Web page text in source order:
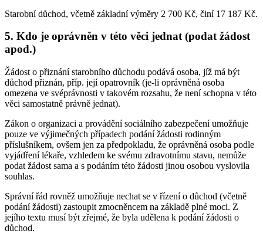
Starobní důchod, včetně základní výměry 2 700 Kč, činí 17 187 Kč.
5. Kdo je oprávněn v této věci jednat (podat žádost
apod.)
Žádost o přiznání starobního důchodu podává osoba, jíž má být
důchod přiznán, příp. její opatrovník (je-li oprávněná osoba
omezena ve svéprávnosti v takovém rozsahu, že není schopna v této
věci samostatně právně jednat).
Zákon o organizaci a provádění sociálního zabezpečení umožňuje
pouze ve výjimečných případech podání žádosti rodinným
příslušníkem, ovšem jen za předpokladu, že oprávněná osoba podle
vyjádření lékaře, vzhledem ke svému zdravotnímu stavu, nemůže
podat žádost sama a s podáním této žádosti jinou osobou vyslovila
souhlas.
Správní řád rovněž umožňuje nechat se v řízení o důchod (včetně
podání žádosti) zastoupit zmocněncem na základě plné moci. Z
jejího textu musí být zřejmé, že byla udělena k podání žádosti o
důchod.